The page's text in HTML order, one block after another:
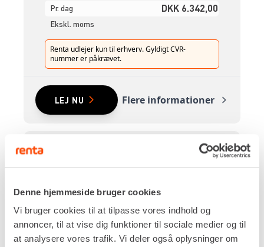
Denne hjemmeside bruger cookies
Vi bruger cookies til at tilpasse vores indhold og
annoncer, til at vise dig funktioner til sociale medier og til
at analysere vores trafik. Vi deler også oplysninger om
Pr. dag DKK 6.342,00
Ekskl. moms
Renta udlejer kun til erhverv. Gyldigt CVR-
nummer er påkrævet.
LEJ NU Flere informationer